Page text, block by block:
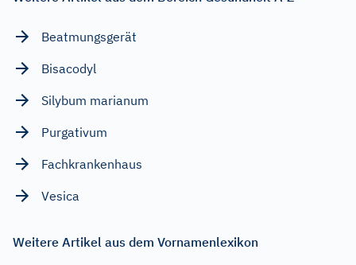
Beatmungsgerät
Bisacodyl
Silybum marianum
Purgativum
Fachkrankenhaus
Vesica
Weitere Artikel aus dem Vornamenlexikon